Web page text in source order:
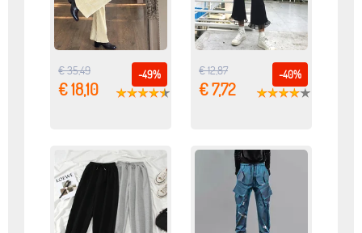
-49%
€ 35,49
€ 18,10
-40%
€ 12,87
€ 7,72